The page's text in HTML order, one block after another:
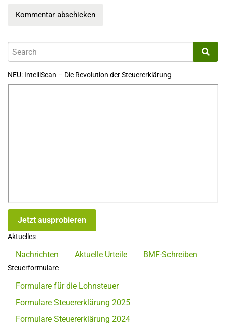
NEU: IntelliScan – Die Revolution der Steuererklärung
Jetzt ausprobieren
Aktuelles
Nachrichten Aktuelle Urteile BMF-Schreiben
Steuerformulare
Formulare für die Lohnsteuer
Formulare Steuererklärung 2025
Formulare Steuererklärung 2024